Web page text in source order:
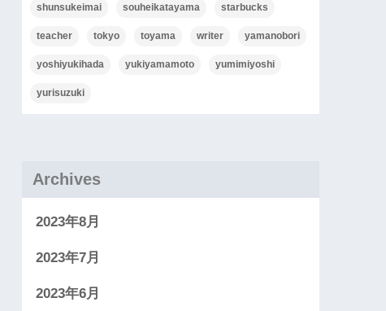
shunsukeimai souheikatayama starbucks
teacher tokyo toyama writer yamanobori
yoshiyukihada yukiyamamoto yumimiyoshi
yurisuzuki
Archives
2023年8月
2023年7月
2023年6月